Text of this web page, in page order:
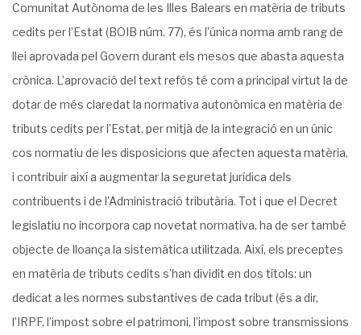
Comunitat Autònoma de les Illes Balears en matèria de tributs
cedits per l’Estat (BOIB núm. 77), és l’única norma amb rang de
llei aprovada pel Govern durant els mesos que abasta aquesta
crònica. L’aprovació del text refós té com a principal virtut la de
dotar de més claredat la normativa autonòmica en matèria de
tributs cedits per l’Estat, per mitjà de la integració en un únic
cos normatiu de les disposicions que afecten aquesta matèria,
i contribuir així a augmentar la seguretat jurídica dels
contribuents i de l’Administració tributària. Tot i que el Decret
legislatiu no incorpora cap novetat normativa, ha de ser també
objecte de lloança la sistemàtica utilitzada. Així, els preceptes
en matèria de tributs cedits s’han dividit en dos títols: un
dedicat a les normes substantives de cada tribut (és a dir,
l’IRPF, l’impost sobre el patrimoni, l’impost sobre transmissions